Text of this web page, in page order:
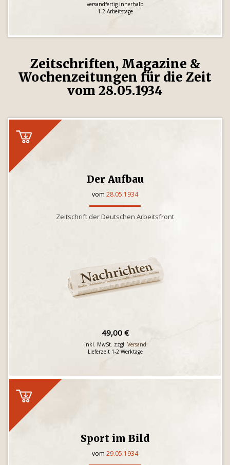
versandfertig innerhalb
1-2 Arbeitstage
Zeitschriften, Magazine &
Wochenzeitungen für die Zeit
vom 28.05.1934
Der Aufbau
vom 28.05.1934
Zeitschrift der Deutschen Arbeitsfront
49,00 €
inkl. MwSt. zzgl. Versand
Lieferzeit 1-2 Werktage
Sport im Bild
vom 29.05.1934